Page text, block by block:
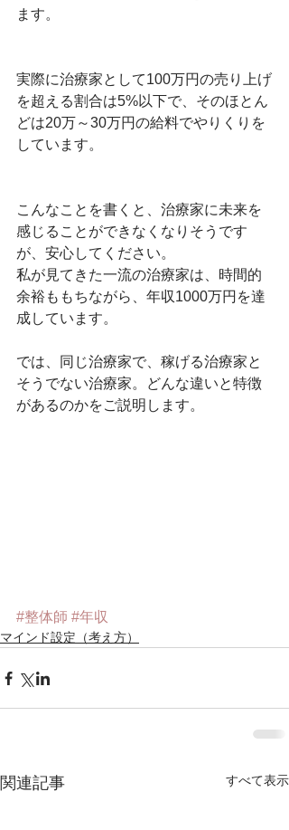
ます。
実際に治療家として100万円の売り上げ
を超える割合は5%以下で、そのほとん
どは20万～30万円の給料でやりくりを
しています。
こんなことを書くと、治療家に未来を
感じることができなくなりそうです
が、安心してください。
私が見てきた一流の治療家は、時間的
余裕ももちながら、年収1000万円を達
成しています。
では、同じ治療家で、稼げる治療家と
そうでない治療家。どんな違いと特徴
があるのかをご説明します。
#整体師 #年収
マインド設定（考え方）
関連記事 すべて表示